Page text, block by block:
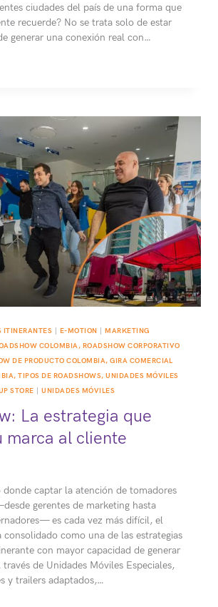
ciudades del país de una forma que
recuerde? No se trata solo de estar
generar una conexión real con…
ITINERANTES E-MOTION
MARKETING
COLOMBIA, ROADSHOW CORPORATIVO
DE PRODUCTO COLOMBIA, GIRA COMERCIAL
TIPOS DE ROADSHOWS, UNIDADES MÓVILES
STORE |UNIDADES MÓVILES
La estrategia que
marca al cliente
donde captar la atención de tomadores
gerentes de marketing hasta
es cada vez más difícil, el
consolidado como una de las estrategias
con mayor capacidad de generar
de Unidades Móviles Especiales,
y trailers adaptados,…